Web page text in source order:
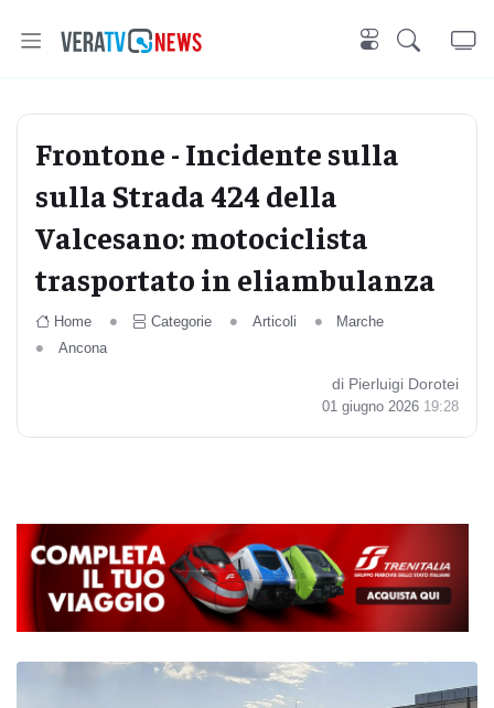
Frontone - Incidente sulla
sulla Strada 424 della
Valcesano: motociclista
trasportato in eliambulanza
Home Categorie Articoli
Marche
Ancona
di Pierluigi Dorotei
01 giugno 2026 19:28